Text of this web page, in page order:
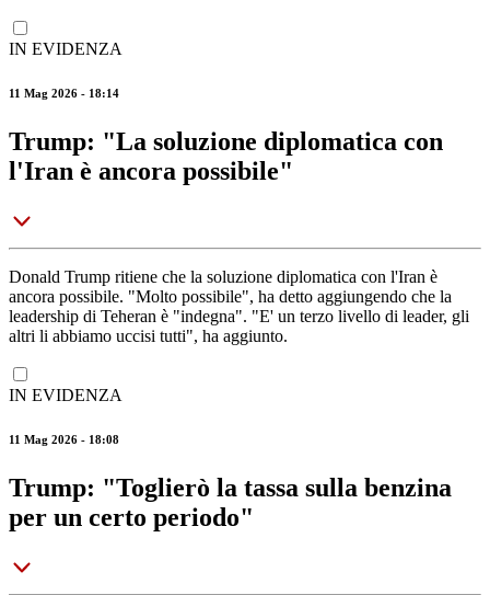
IN EVIDENZA
11 Mag 2026 - 18:14
Trump: "La soluzione diplomatica con
l'Iran è ancora possibile"
Donald Trump ritiene che la soluzione diplomatica con l'Iran è
ancora possibile. "Molto possibile", ha detto aggiungendo che la
leadership di Teheran è "indegna". "E' un terzo livello di leader, gli
altri li abbiamo uccisi tutti", ha aggiunto.
IN EVIDENZA
11 Mag 2026 - 18:08
Trump: "Toglierò la tassa sulla benzina
per un certo periodo"